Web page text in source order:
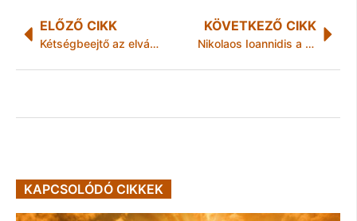
ELŐZŐ CIKK
Kétségbeejtő az elvándorlás mértéke – azonnali ösztöndíjemelés szükséges a felsőoktatásban
KÖVETKEZŐ CIKK
Nikolaos Ioannidis a DVTK játékosa
KAPCSOLÓDÓ CIKKEK